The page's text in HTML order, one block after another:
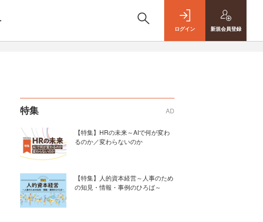
ログイン 新規会員登録
特集 AD
【特集】HRの未来～AIで何が変わ
るのか／変わらないのか
【特集】人的資本経営～人事のため
の知見・情報・事例のひろば～